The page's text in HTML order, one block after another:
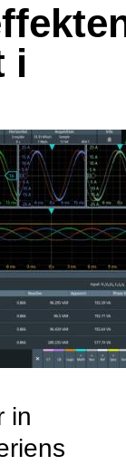
i
in